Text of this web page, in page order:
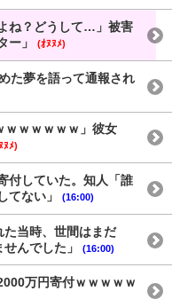
ね？どうして…」被害
ー」
(ｵﾇﾇﾒ)
た夢を語って通報され
ｗｗｗｗｗｗ」彼女
ﾇﾒ)
付していた。知人「誰
てない」
(16:00)
当時、世間はまだ
んでした」
(16:00)
万円寄付ｗｗｗｗｗ